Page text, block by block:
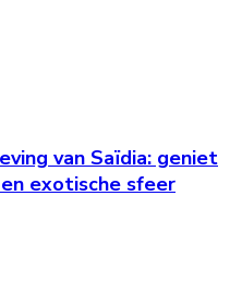
van Saïdia: geniet
exotische sfeer